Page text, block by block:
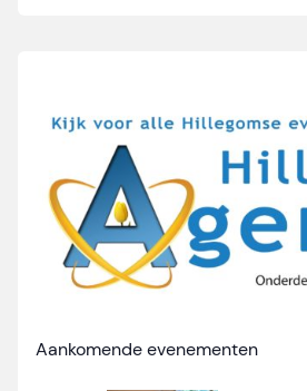
Aankomende evenementen